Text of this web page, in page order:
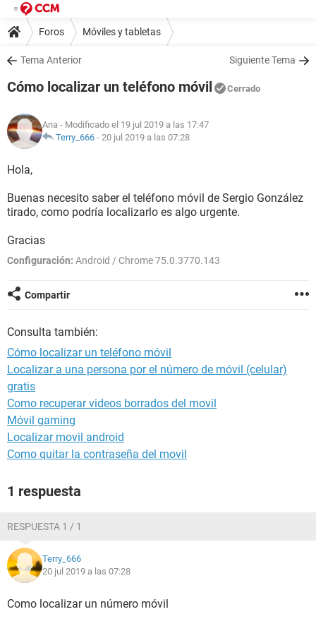
Foros Móviles y tabletas
Tema Anterior Siguiente Tema
Cómo localizar un teléfono móvil Cerrado
Ana - Modificado el 19 jul 2019 a las 17:47
Terry_666 - 20 jul 2019 a las 07:28
Hola,
Buenas necesito saber el teléfono móvil de Sergio González
tirado, como podría localizarlo es algo urgente.
Gracias
Configuración: Android / Chrome 75.0.3770.143
Compartir
Consulta también:
Cómo localizar un teléfono móvil
Localizar a una persona por el número de móvil (celular)
gratis
Como recuperar videos borrados del movil
Móvil gaming
Localizar movil android
Como quitar la contraseña del movil
1 respuesta
RESPUESTA 1 / 1
Terry_666
20 jul 2019 a las 07:28
Como localizar un número móvil